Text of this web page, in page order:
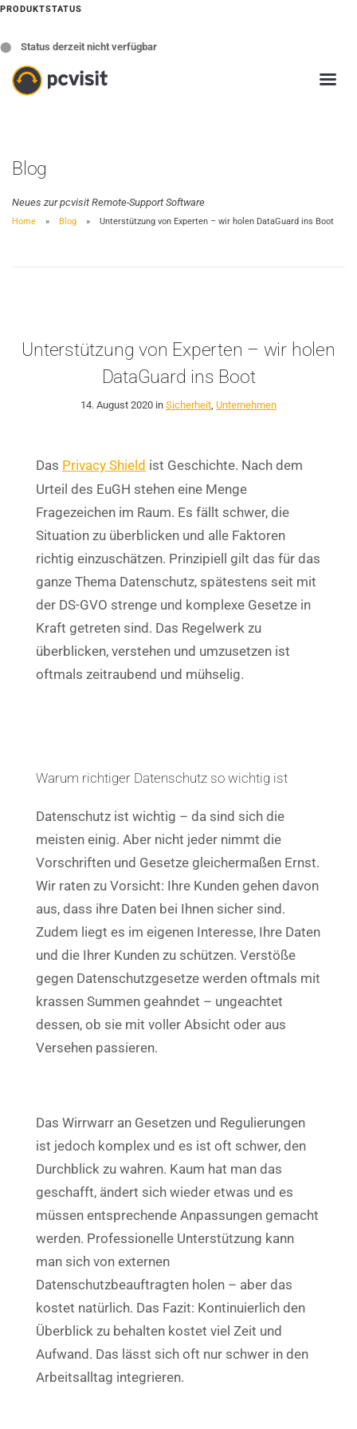
PRODUKTSTATUS
⬤ Status derzeit nicht verfügbar
Blog
Neues zur pcvisit Remote-Support Software
Home Blog Unterstützung von Experten – wir holen DataGuard ins Boot
Unterstützung von Experten – wir holen
DataGuard ins Boot
14. August 2020 in Sicherheit, Unternehmen
Das Privacy Shield ist Geschichte. Nach dem
Urteil des EuGH stehen eine Menge
Fragezeichen im Raum. Es fällt schwer, die
Situation zu überblicken und alle Faktoren
richtig einzuschätzen. Prinzipiell gilt das für das
ganze Thema Datenschutz, spätestens seit mit
der DS-GVO strenge und komplexe Gesetze in
Kraft getreten sind. Das Regelwerk zu
überblicken, verstehen und umzusetzen ist
oftmals zeitraubend und mühselig.
Warum richtiger Datenschutz so wichtig ist
Datenschutz ist wichtig – da sind sich die
meisten einig. Aber nicht jeder nimmt die
Vorschriften und Gesetze gleichermaßen Ernst.
Wir raten zu Vorsicht: Ihre Kunden gehen davon
aus, dass ihre Daten bei Ihnen sicher sind.
Zudem liegt es im eigenen Interesse, Ihre Daten
und die Ihrer Kunden zu schützen. Verstöße
gegen Datenschutzgesetze werden oftmals mit
krassen Summen geahndet – ungeachtet
dessen, ob sie mit voller Absicht oder aus
Versehen passieren.
Das Wirrwarr an Gesetzen und Regulierungen
ist jedoch komplex und es ist oft schwer, den
Durchblick zu wahren. Kaum hat man das
geschafft, ändert sich wieder etwas und es
müssen entsprechende Anpassungen gemacht
werden. Professionelle Unterstützung kann
man sich von externen
Datenschutzbeauftragten holen – aber das
kostet natürlich. Das Fazit: Kontinuierlich den
Überblick zu behalten kostet viel Zeit und
Aufwand. Das lässt sich oft nur schwer in den
Arbeitsalltag integrieren.